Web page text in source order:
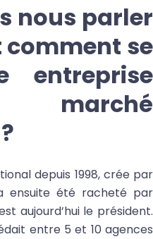
nous parler
comment se
entreprise
depuis 1998, crée par
ensuite été racheté par
aujourd’hui le président.
entre 5 et 10 agences